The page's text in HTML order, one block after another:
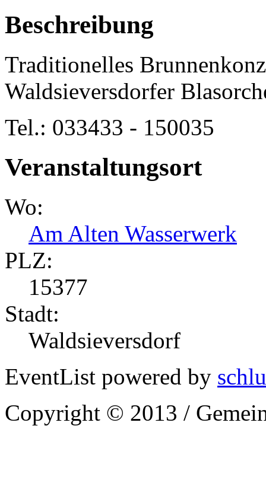
Beschreibung
Traditionelles
Waldsieversdorfer
Tel.: 033433 - 150035
Veranstaltungsort
Wo:
Am Alten Wasserwerk
PLZ:
15377
Stadt:
Waldsieversdorf
EventList powered by
Copyright © 2013 /